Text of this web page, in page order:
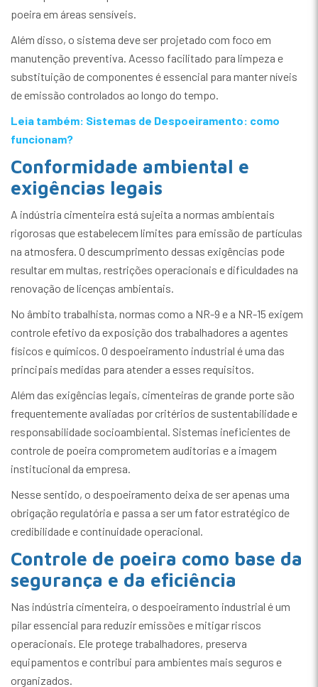
poeira em áreas sensíveis.
Além disso, o sistema deve ser projetado com foco em
manutenção preventiva. Acesso facilitado para limpeza e
substituição de componentes é essencial para manter níveis
de emissão controlados ao longo do tempo.
Leia também: Sistemas de Despoeiramento: como
funcionam?
Conformidade ambiental e
exigências legais
A indústria cimenteira está sujeita a normas ambientais
rigorosas que estabelecem limites para emissão de partículas
na atmosfera. O descumprimento dessas exigências pode
resultar em multas, restrições operacionais e dificuldades na
renovação de licenças ambientais.
No âmbito trabalhista, normas como a NR-9 e a NR-15 exigem
controle efetivo da exposição dos trabalhadores a agentes
físicos e químicos. O despoeiramento industrial é uma das
principais medidas para atender a esses requisitos.
Além das exigências legais, cimenteiras de grande porte são
frequentemente avaliadas por critérios de sustentabilidade e
responsabilidade socioambiental. Sistemas ineficientes de
controle de poeira comprometem auditorias e a imagem
institucional da empresa.
Nesse sentido, o despoeiramento deixa de ser apenas uma
obrigação regulatória e passa a ser um fator estratégico de
credibilidade e continuidade operacional.
Controle de poeira como base da
segurança e da eficiência
Nas indústria cimenteira, o despoeiramento industrial é um
pilar essencial para reduzir emissões e mitigar riscos
operacionais. Ele protege trabalhadores, preserva
equipamentos e contribui para ambientes mais seguros e
organizados.